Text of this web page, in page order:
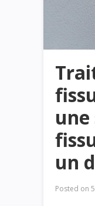
une
un
Posted on